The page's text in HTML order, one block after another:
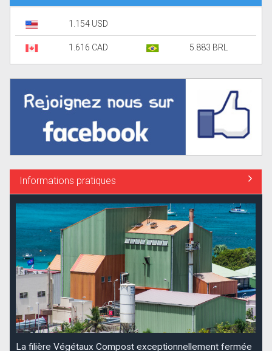
1.154 USD
1.616 CAD 5.883 BRL
Informations pratiques
Coupures d’électricité annoncées Dévé